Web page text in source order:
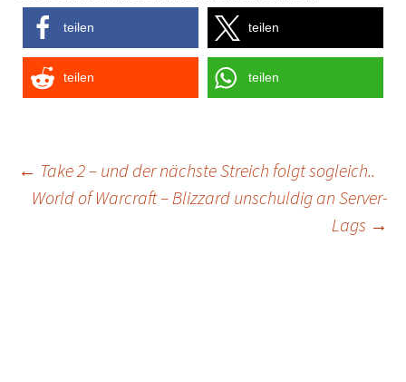
teilen teilen
teilen teilen
Post
← Take 2 – und der nächste Streich folgt sogleich..
World of Warcraft – Blizzard unschuldig an Server-
Lags →